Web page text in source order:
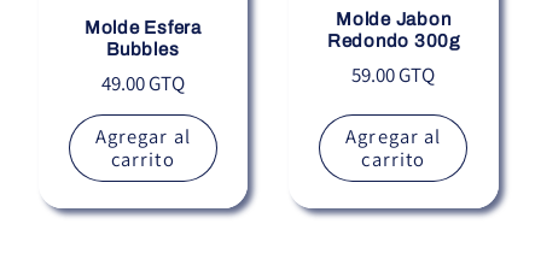
Molde Esfera
Bubbles
Precio
habitual
49.00 GTQ
Agregar al
carrito
Molde Jabon
Redondo 300g
Precio
59.00 GTQ
Agregar al
carrito